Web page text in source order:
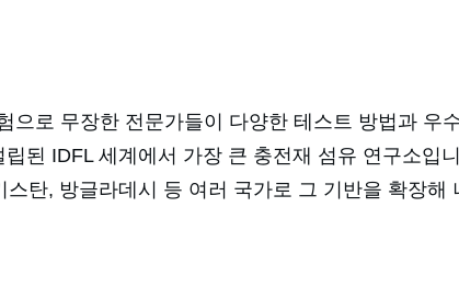
로 무장한 전문가들이 다양한 테스트 방법과 우
된 IDFL 세계에서 가장 큰 충전재 섬유 연구소입
탄, 방글라데시 등 여러 국가로 그 기반을 확장해